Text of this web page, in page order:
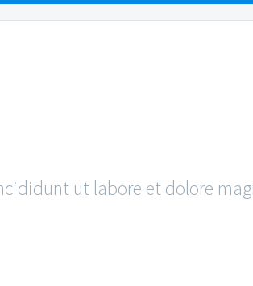
ut labore et dolore